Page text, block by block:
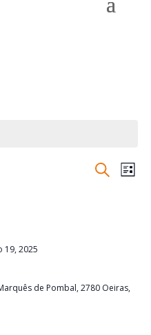
Pesquisar
de
Lista
19, 2025
de Pombal, 2780 Oeiras,